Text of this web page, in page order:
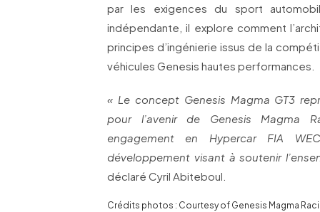
par les exigences du sport
indépendante, il explore comment
principes d’ingénierie issus de la
véhicules Genesis hautes performances.
« Le concept Genesis Magma GT3
pour l’avenir de Genesis Magma
engagement en Hypercar FIA
développement visant à soutenir
déclaré Cyril Abiteboul.
Crédits photos : Courtesy of Genesis Magma